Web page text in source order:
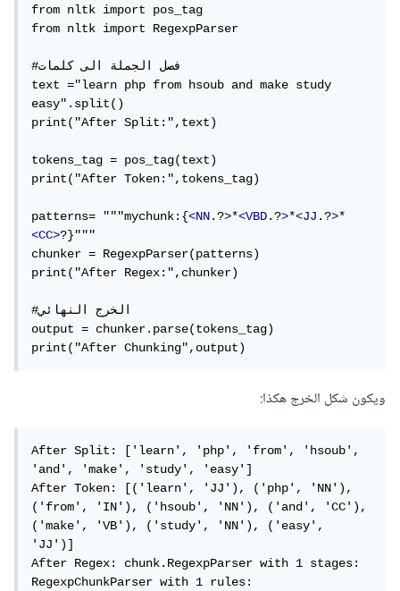
from nltk import pos_tag
from nltk import RegexpParser
#فصل الجملة الى كلمات
text ="learn php from hsoub and make study
easy".split()
print("After Split:",text)
tokens_tag = pos_tag(text)
print("After Token:",tokens_tag)
patterns= """mychunk:{<NN.?>*<VBD.?>*<JJ.?>*
<CC>?}"""
chunker = RegexpParser(patterns)
print("After Regex:",chunker)
#الخرج النهائي
output = chunker.parse(tokens_tag)
print("After Chunking",output)
ويكون شكل الخرج هكذا:
After Split: ['learn', 'php', 'from', 'hsoub',
'and', 'make', 'study', 'easy']
After Token: [('learn', 'JJ'), ('php', 'NN'),
('from', 'IN'), ('hsoub', 'NN'), ('and', 'CC'),
('make', 'VB'), ('study', 'NN'), ('easy',
'JJ')]
After Regex: chunk.RegexpParser with 1 stages:
RegexpChunkParser with 1 rules: